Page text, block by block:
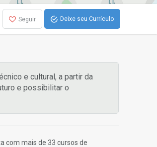
Seguir Deixe seu Currículo
e cultural, a partir da
e possibilitar o
com mais de 33 cursos de